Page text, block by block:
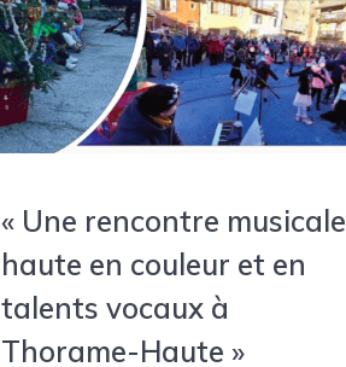
« Une rencontre musicale
haute en couleur et en
talents vocaux à
Thorame-Haute »